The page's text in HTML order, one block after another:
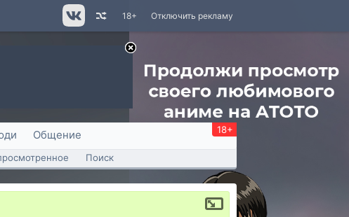
Отключить рекламу
18+
Общение 18+
Поиск